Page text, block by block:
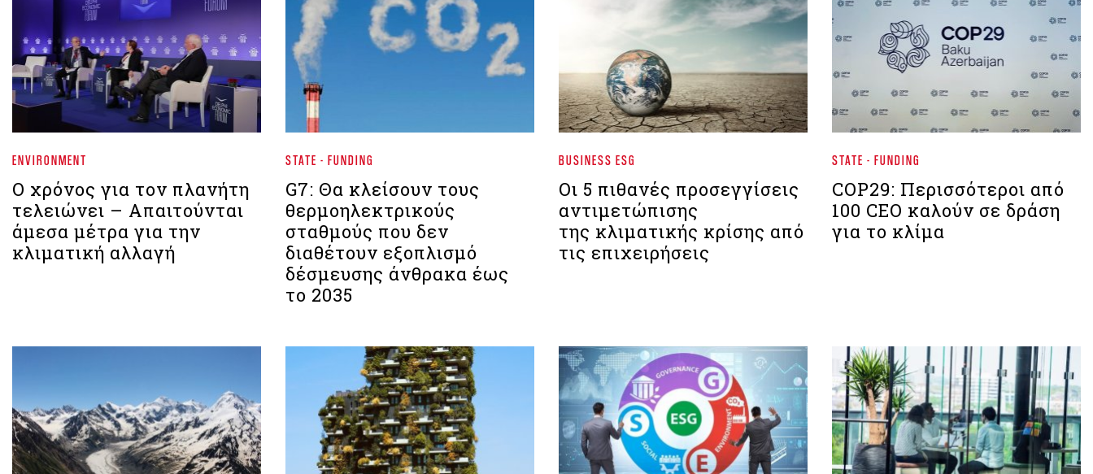
ENVIRONMENT
Ο χρόνος για τον πλανήτη
τελειώνει – Απαιτούνται
άμεσα μέτρα για την
κλιματική αλλαγή
STATE - FUNDING
G7: Θα κλείσουν τους
θερμοηλεκτρικούς
σταθμούς που δεν
διαθέτουν εξοπλισμό
δέσμευσης άνθρακα έως
το 2035
BUSINESS ESG
Οι 5 πιθανές προσεγγίσεις
αντιμετώπισης
της κλιματικής κρίσης από
τις επιχειρήσεις
STATE - FUNDING
COP29: Περισσότεροι από
100 CEO καλούν σε δράση
για το κλίμα